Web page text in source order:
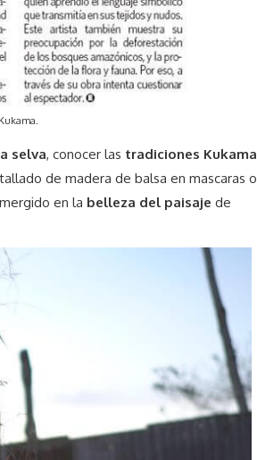
selva, conocer las tradiciones Kukama
de madera de balsa en mascaras o
en la belleza del paisaje de